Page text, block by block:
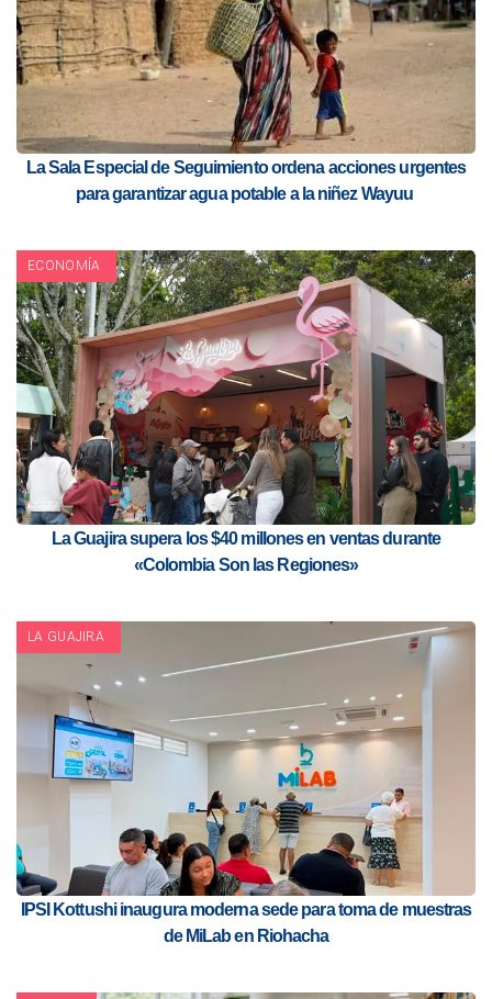
La Sala Especial de Seguimiento ordena acciones urgentes
para garantizar agua potable a la niñez Wayuu
ECONOMÍA
La Guajira supera los $40 millones en ventas durante
«Colombia Son las Regiones»
LA GUAJIRA
IPSI Kottushi inaugura moderna sede para toma de muestras
de MiLab en Riohacha